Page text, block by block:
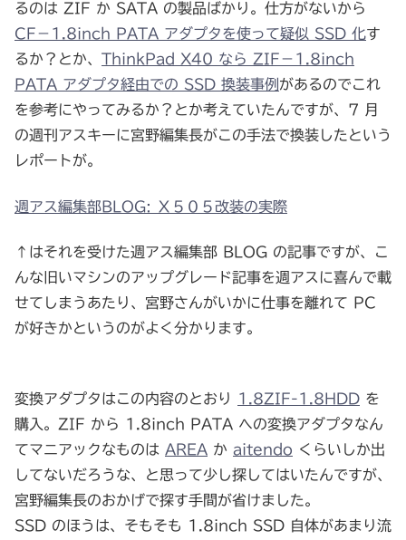
るのは ZIF か SATA の製品ばかり。仕方がないから
CF－1.8inch PATA アダプタを使って疑似 SSD 化す
るか？とか、 ThinkPad X40 なら ZIF－1.8inch
PATA アダプタ経由での SSD 換装事例 があるのでこれ
を参考にやってみるか？とか考えていたんですが、7 月
の週刊アスキーに宮野編集長がこの手法で換装したという
レポートが。
週アス編集部BLOG: Ｘ５０５改装の実際
↑はそれを受けた週アス編集部 BLOG の記事ですが、こ
んな旧いマシンのアップグレード記事を週アスに喜んで載
せてしまうあたり、宮野さんがいかに仕事を離れて PC
が好きかというのがよく分かります。
変換アダプタはこの内容のとおり 1.8ZIF-1.8HDD を
購入。ZIF から 1.8inch PATA への変換アダプタなん
てマニアックなものは AREA か aitendo くらいしか出
してないだろうな、と思って少し探してはいたんですが、
宮野編集長のおかげで探す手間が省けました。
SSD のほうは、そもそも 1.8inch SSD 自体があまり流